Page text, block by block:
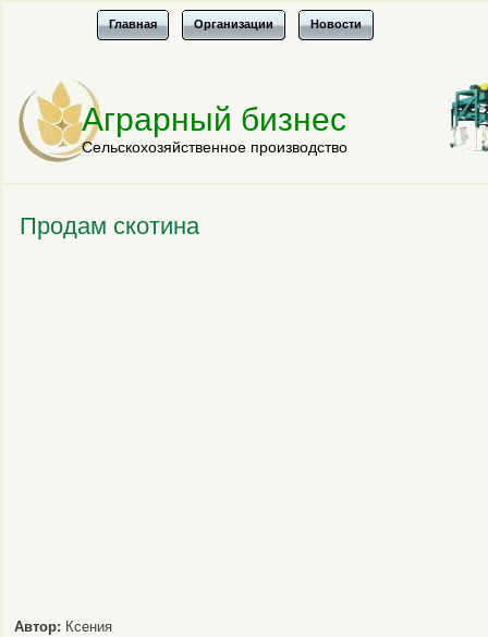
Главная Организации Новости
Аграрный бизнес
Сельскохозяйственное производство
Продам скотина
Автор: Ксения